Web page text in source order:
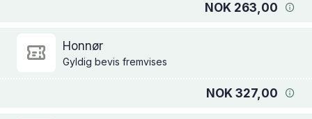
NOK 263,00
Honnør
Gyldig bevis fremvises
NOK 327,00